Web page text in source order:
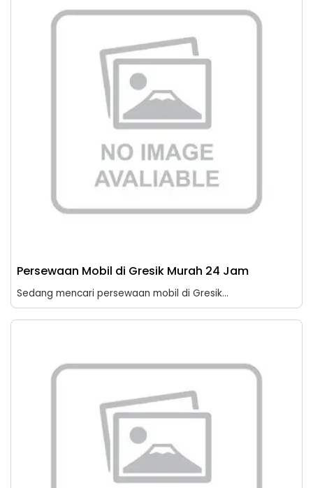
Persewaan Mobil di Gresik Murah 24 Jam
Sedang mencari persewaan mobil di Gresik...